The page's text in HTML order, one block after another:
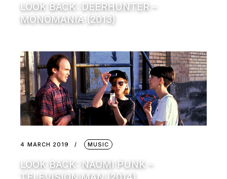
LOOK BACK: DEERHUNTER –
MONOMANIA (2013)
4 MARCH 2019 MUSIC
LOOK BACK: NAOMI PUNK –